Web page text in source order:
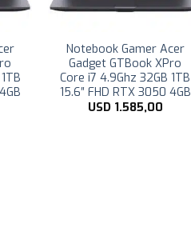
Notebook Gamer Acer
Gadget GTBook XPro
Core i7 4.9Ghz 16GB 1TB
15.6″ FHD RTX 3050 4GB
USD1.439,00